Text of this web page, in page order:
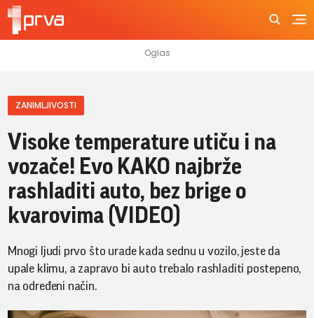
ZANIMLJIVOSTI
Visoke temperature utiču i na
vozače! Evo KAKO najbrže
rashladiti auto, bez brige o
kvarovima (VIDEO)
Mnogi ljudi prvo što urade kada sednu u vozilo, jeste da
upale klimu, a zapravo bi auto trebalo rashladiti postepeno,
na određeni način.